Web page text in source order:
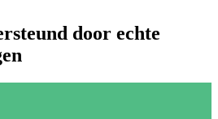
door echte